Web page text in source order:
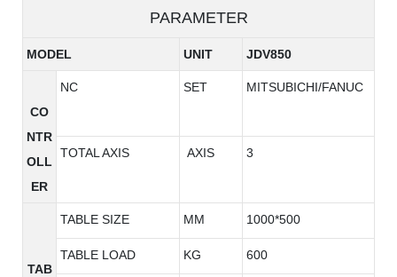
PARAMETER
MODEL UNIT JDV850
CO
NTR
OLL
ER
NC SET MITSUBICHI/FANUC
TOTAL AXIS AXIS 3
TAB
TABLE SIZE MM 1000*500
TABLE LOAD KG 600